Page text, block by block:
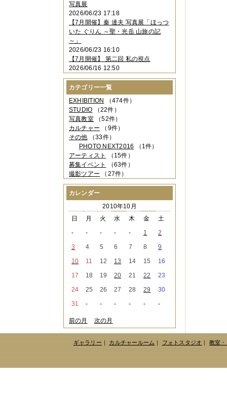
2023年05月
2023年04月 （2件）
2023年03月（5件）
2023年02月（3件）
2023年01月
2022年12月 （3件）
2022年11月（2件）
2022年10月（4件）
2022年09月（2件）
2022年08月
（3件）
2022年07月（3件）
2022年05月（4件）
2022年04月（2件）
2022年03月
（5件）
2022年02月（3件）
2022年01月（3件）
2021年12月（2件）
2021年11月（3件）
2021年10月
（1件）
2021年08月
2021年07月（1件）
2021年06月（3件）
2021年05月（2件）
2021年02月 （1件）
2020年12月（3件）
2020年11月 （6件）
2020年09月（5件）
2020年08月
2020年06月（2件）
2020年04月（4件）
2020年03月（9件）
2020年02月（3件）
2020年01月（5件）
2019年12月（3件）
写真展
2026/06/23 17:18
【7月開催】秦 達夫 写真展「ほっつ
いた ぐりん ～聖・光岳 山旅の記
～」
2026/06/23 16:10
【7月開催】 第二回 私の視点
2026/06/16 12:50
カテゴリー一覧
EXHIBITION （474件）
STUDIO （22件）
写真教室（52件）
カルチャー （9件）
その他 （33件）
PHOTO NEXT2016 （1件）
アーティスト
（15件）
募集イベント
（63件）
撮影ツアー （27件）
カレンダー
2010年10月
日
月 火 水 木 金
土
-
- - - - 1
2
3
4 5 6 7 8
9
10
11 12 13 14 15
16
17
18 19 20 21 22
23
24
25 26 27 28 29
30
31
- - - - - -
前の月 次の月
ギャラリー｜ カルチャールーム｜ フォトスタジオ｜ 教室